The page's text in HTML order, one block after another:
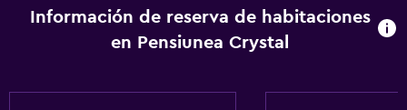
Calefacción
Información de reserva de habitaciones
en Pensiunea Crystal